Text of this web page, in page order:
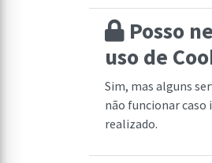
Posso
uso de
Sim, mas alguns
não funcionar caso
realizado.